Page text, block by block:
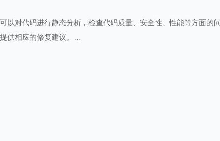
可以对代码进行静态分析，检查代码质量、安全性、性能等方面的
提供相应的修复建议。